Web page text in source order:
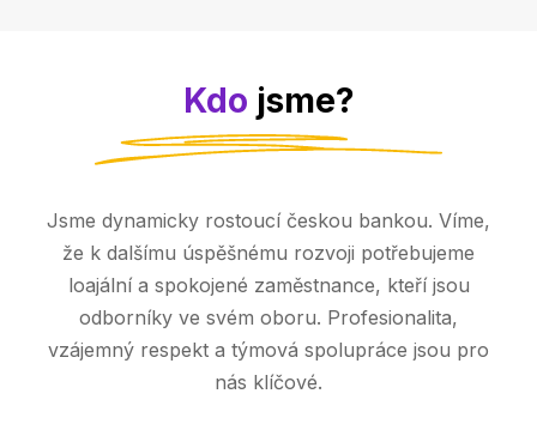
Kdo jsme?
Jsme dynamicky rostoucí českou bankou. Víme,
že k dalšímu úspěšnému rozvoji potřebujeme
loajální a spokojené zaměstnance, kteří jsou
odborníky ve svém oboru. Profesionalita,
vzájemný respekt a týmová spolupráce jsou pro
nás klíčové.